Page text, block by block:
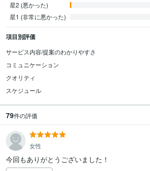
星2 (悪かった)
星1 (非常に悪かった)
項目別評価
サービス内容/提案のわかりやすさ
コミュニケーション
クオリティ
スケジュール
79件の評価
女性
今回もありがとうございました！